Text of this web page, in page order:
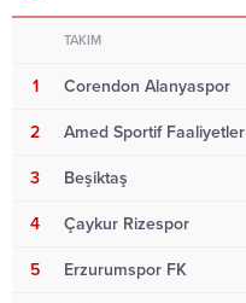
TAKIM
1 Corendon Alanyaspor
2 Amed Sportif Faaliyetler
3 Beşiktaş
4 Çaykur Rizespor
5 Erzurumspor FK